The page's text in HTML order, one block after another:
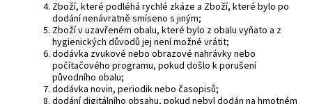
Zboží, které podléhá rychlé zkáze a Zboží, které bylo po
dodání nenávratně smíseno s jiným;
Zboží v uzavřeném obalu, které bylo z obalu vyňato a z
hygienických důvodů jej není možné vrátit;
dodávka zvukové nebo obrazové nahrávky nebo
počítačového programu, pokud došlo k porušení
původního obalu;
dodávka novin, periodik nebo časopisů;
dodání digitálního obsahu, pokud nebyl dodán na hmotném